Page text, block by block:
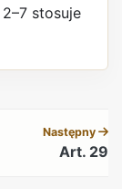
stosuje
Następny
Art. 29